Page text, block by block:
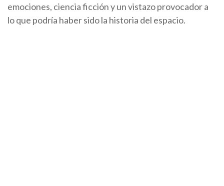
emociones, ciencia ficción y un vistazo provocador a
lo que podría haber sido la historia del espacio.